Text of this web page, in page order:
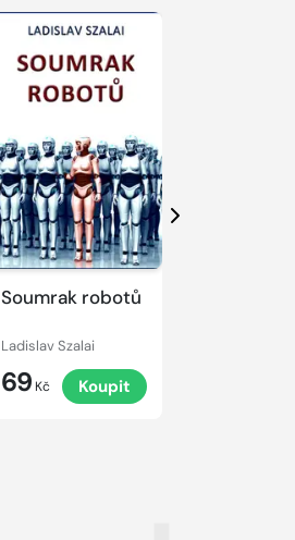
Soumrak robotů
Ladislav Szalai
69 Kč Koupit
Další